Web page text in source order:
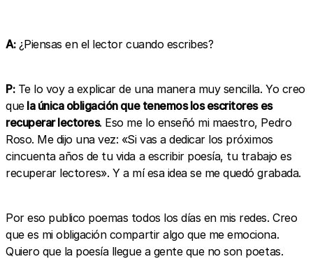
A:¿Piensas en el lector cuando escribes?
P:Te lo voy a explicar de una manera muy sencilla. Yo creo
quela única obligación que tenemos los escritores es
recuperar lectores. Eso me lo enseñó mi maestro, Pedro
Roso. Me dijo una vez: «Si vas a dedicar los próximos
cincuenta años de tu vida a escribir poesía, tu trabajo es
recuperar lectores». Y a mí esa idea se me quedó grabada.
Por eso publico poemas todos los días en mis redes. Creo
que es mi obligación compartir algo que me emociona.
Quiero que la poesía llegue a gente que no son poetas.